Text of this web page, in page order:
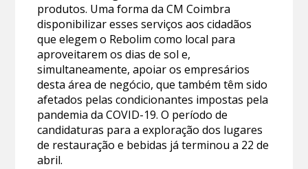
produtos. Uma forma da CM Coimbra
disponibilizar esses serviços aos cidadãos
que elegem o Rebolim como local para
aproveitarem os dias de sol e,
simultaneamente, apoiar os empresários
desta área de negócio, que também têm sido
afetados pelas condicionantes impostas pela
pandemia da COVID-19. O período de
candidaturas para a exploração dos lugares
de restauração e bebidas já terminou a 22 de
abril.